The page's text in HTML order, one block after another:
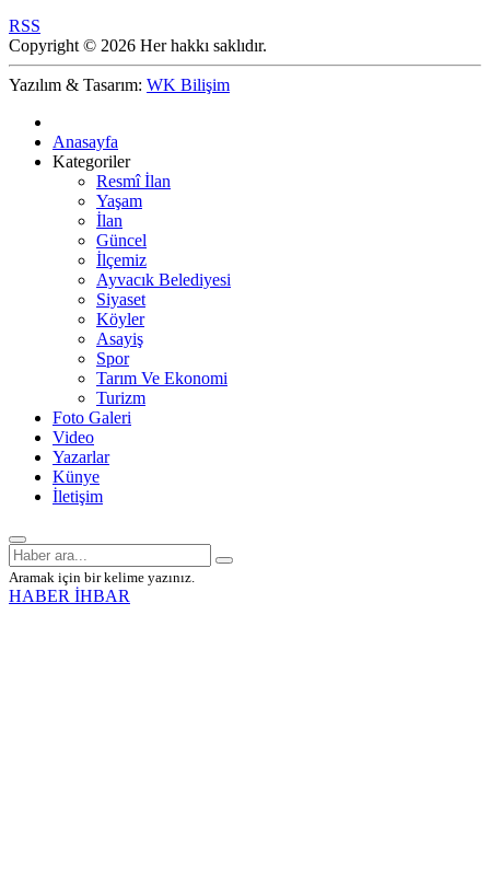
RSS
Copyright © 2026 Her hakkı saklıdır.
Yazılım & Tasarım: WK Bilişim
Anasayfa
Kategoriler
Resmî İlan
Yaşam
İlan
Güncel
İlçemiz
Ayvacık Belediyesi
Siyaset
Köyler
Asayiş
Spor
Tarım Ve Ekonomi
Turizm
Foto Galeri
Video
Yazarlar
Künye
İletişim
Aramak için bir kelime yazınız.
HABER İHBAR